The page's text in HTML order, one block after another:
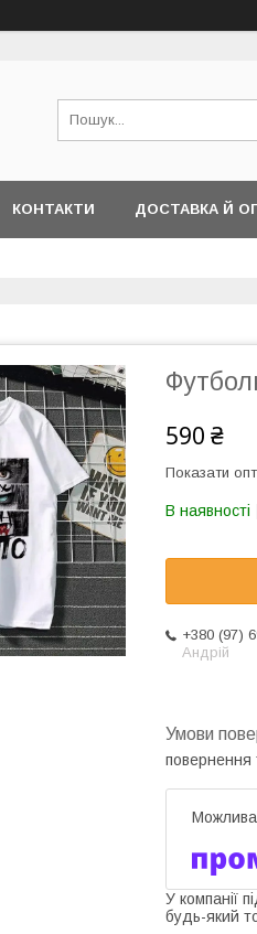
КОНТАКТИ ДОСТАВКА Й
590 ₴
Показати
В наявності
+380 (97)
Андрій
повернення
У компанії
будь-який